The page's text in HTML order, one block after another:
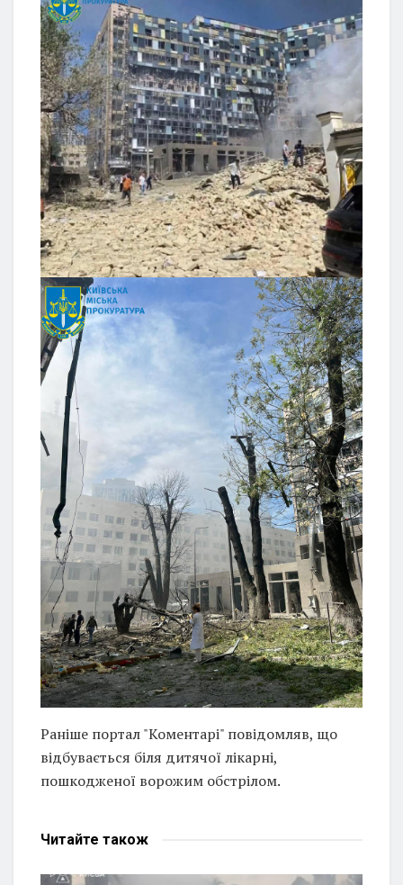
Раніше портал "Коментарі" повідомляв, що
відбувається біля дитячої лікарні,
пошкодженої ворожим обстрілом.
Читайте також